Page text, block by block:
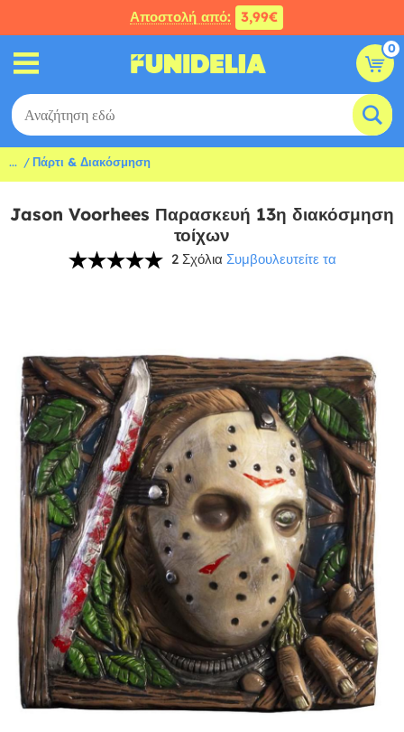
Αποστολή από: 3,99€
0
... Πάρτι & Διακόσμηση
Jason Voorhees Παρασκευή 13η διακόσμηση
τοίχων
2 Σχόλια Συμβουλευτείτε τα